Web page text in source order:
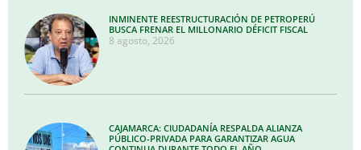
INMINENTE REESTRUCTURACIÓN DE PETROPERÚ
BUSCA FRENAR EL MILLONARIO DÉFICIT FISCAL
8 agosto, 2026
CAJAMARCA: CIUDADANÍA RESPALDA ALIANZA
PÚBLICO-PRIVADA PARA GARANTIZAR AGUA